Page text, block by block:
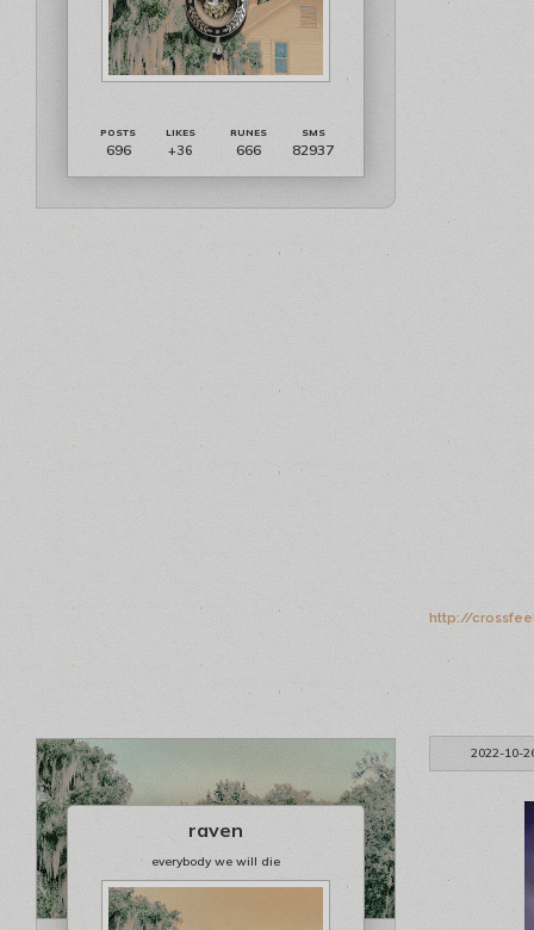
696 +36 666 82937
http://
2022-10-
raven
everybody we will die